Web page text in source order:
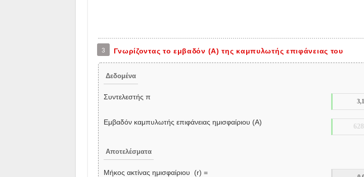
3 Γνωρίζοντας το εμβαδόν (Α) της καμπυλωτής επιφάνειας του
Δεδομένα
Συντελεστής π
Εμβαδόν καμπυλωτής επιφάνειας ημισφαίριου (Α)
Αποτελέσματα
Μήκος ακτίνας ημισφαίριου (r) =